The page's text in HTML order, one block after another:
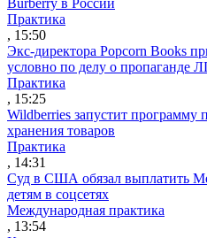
Burberry в России
Практика
, 15:50
Экс-директора Popcorn Books
условно по делу о пропаганде
Практика
, 15:25
Wildberries запустит программу
хранения товаров
Практика
, 14:31
Суд в США обязал выплатить
детям в соцсетях
Международная практика
, 13:54